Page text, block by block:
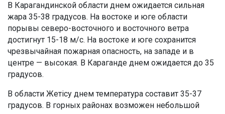
В Карагандинской области днем ожидается сильная
жара 35-38 градусов. На востоке и юге области
порывы северо-восточного и восточного ветра
достигнут 15-18 м/с. На востоке и юге сохранится
чрезвычайная пожарная опасность, на западе и в
центре — высокая. В Караганде днем ожидается до 35
градусов.
В области Жетісу днем температура составит 35-37
градусов. В горных районах возможен небольшой